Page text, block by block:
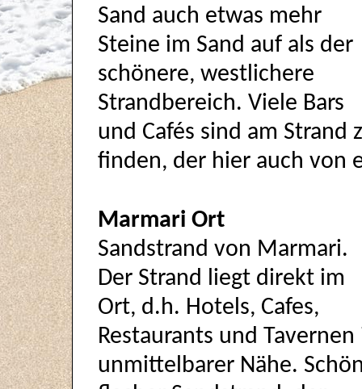
Sand auch etwas mehr
Steine im Sand auf als der
schönere, westlichere
Strandbereich. Viele Bars
und Cafés sind am Strand
finden, der hier auch von
Marmari Ort
Sandstrand von Marmari.
Der Strand liegt direkt im
Ort, d.h. Hotels, Cafes,
Restaurants und Tavernen
unmittelbarer Nähe.